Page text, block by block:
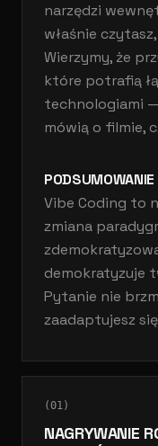
narzędzi
właśnie
Wierzymy, że
które potrafią
technologiami
mówią o filmie,
PODSUMOWANIE
Vibe Coding to
zmiana
demokratyzuje
Pytanie nie
zaadaptujesz
(01)
NAGRYWANIE